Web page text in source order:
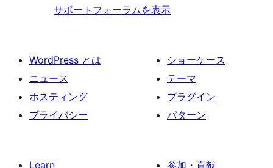
ー
サポートフォーラムを表示
WordPress とは
ニュース
ホスティング
プライバシー
ショーケース
テーマ
プラグイン
パターン
Learn
参加・貢献